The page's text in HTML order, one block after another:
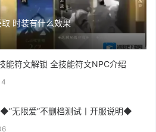
时装有什么效果
能符文解锁 全技能符文NPC介绍
世界之外 ◆”无限爱”不删档测试丨开服说明◆